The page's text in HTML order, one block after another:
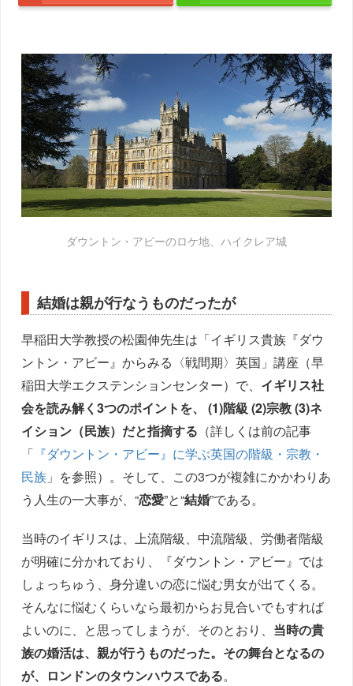
ダウントン・アビーのロケ地、ハイクレア城
結婚は親が行なうものだったが
早稲田大学教授の松園伸先生は「イギリス貴族『ダウ
ントン・アビー』からみる〈戦間期〉英国」講座（早
稲田大学エクステンションセンター）で、 イギリス社
会を読み解く3つのポイントを、 (1)階級 (2)宗教 (3)ネ
イション（民族）だと指摘する （詳しくは前の記事
「 『ダウントン・アビー』に学ぶ英国の階級・宗教・
民族 」を参照）。そして、この3つが複雑にかかわりあ
う人生の一大事が、“恋愛”と“結婚”である。
当時のイギリスは、上流階級、中流階級、労働者階級
が明確に分かれており、『ダウントン・アビー』では
しょっちゅう、身分違いの恋に悩む男女が出てくる。
そんなに悩むくらいなら最初からお見合いでもすれば
よいのに、と思ってしまうが、そのとおり、 当時の貴
族の婚活は、親が行うものだった。その舞台となるの
が、ロンドンのタウンハウスである。